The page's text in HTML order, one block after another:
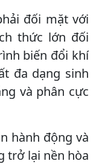
đối mặt với
thức lớn đối
biến đổi khí
đa dạng sinh
và phân cực
hành động và
trở lại nền hòa